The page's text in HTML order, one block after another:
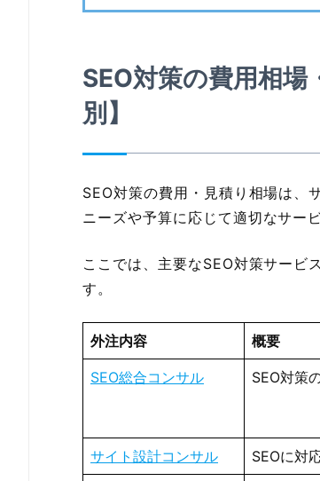
SEO対策の費用相
別】
SEO対策の費用・見積り相場は、
ニーズや予算に応じて適切なサー
ここでは、主要なSEO対策サービ
す。
外注内容 概要
SEO総合コンサル SEO対策
サイト設計コンサル SEOに対